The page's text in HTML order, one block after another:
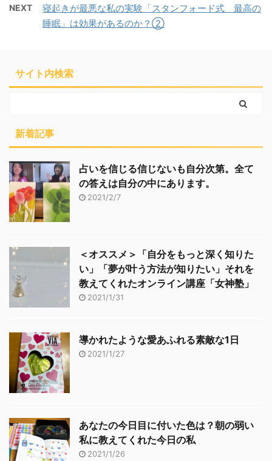
NEXT
寝起きが最悪な私の実験「スタンフォード式 最高の
睡眠」は効果があるのか？②
サイト内検索
新着記事
占いを信じる信じないも自分次第。全て
の答えは自分の中にあります。
2021/2/7
＜オススメ＞「自分をもっと深く知りた
い」「夢が叶う方法が知りたい」それを
教えてくれたオンライン講座「女神塾」
2021/1/31
導かれたような愛あふれる素敵な1日
2021/1/27
あなたの今日目に付いた色は？朝の弱い
私に教えてくれた今日の私
2021/1/26